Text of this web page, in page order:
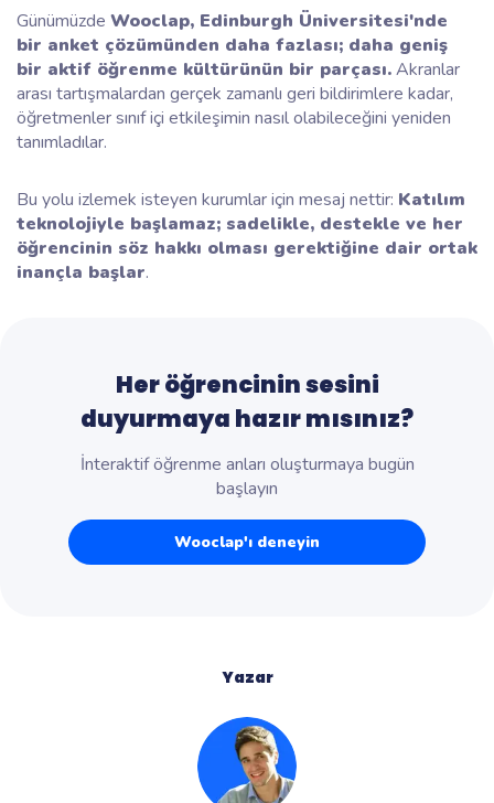
Günümüzde Wooclap, Edinburgh Üniversitesi'nde
bir anket çözümünden daha fazlası; daha geniş
bir aktif öğrenme kültürünün bir parçası.Akranlar
arası tartışmalardan gerçek zamanlı geri bildirimlere kadar,
öğretmenler sınıf içi etkileşimin nasıl olabileceğini yeniden
tanımladılar.
Bu yolu izlemek isteyen kurumlar için mesaj nettir: Katılım
teknolojiyle başlamaz; sadelikle, destekle ve her
öğrencinin söz hakkı olması gerektiğine dair ortak
inançla başlar.
Her öğrencinin sesini
duyurmaya hazır mısınız?
İnteraktif öğrenme anları oluşturmaya bugün
başlayın
Wooclap'ı deneyin
Yazar